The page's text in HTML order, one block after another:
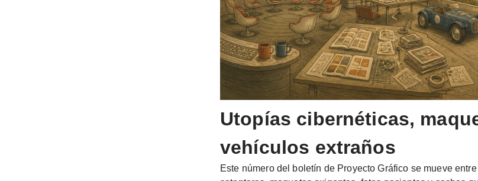
Utopías cibernéticas,
vehículos extraños
Este número del boletín de Proyecto Gráfico se mueve